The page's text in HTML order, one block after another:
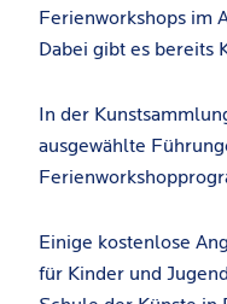
Ferienworkshops im
Dabei gibt es bereits
In der
ausgewählte
Einige kostenlose
für Kinder und